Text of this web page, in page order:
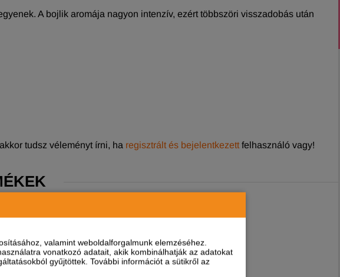
valamint weboldalforgalmunk elemzéséhez.
vonatkozó adatait, akik kombinálhatják az adatokat
gyűjtöttek. További információt a sütikről az
A bojlik aromája nagyon intenzív, ezért többszöri visszadobás után
tudsz véleményt írni, ha regisztrált és bejelentkezett felhasználó vagy!